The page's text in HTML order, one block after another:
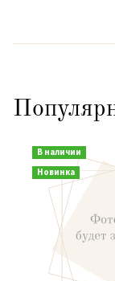
В наличии
Новинка